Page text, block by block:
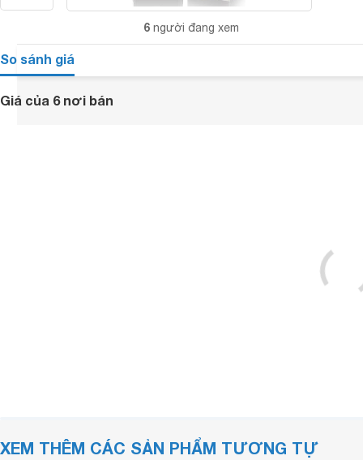
6 người đang xem
So sánh giá
Giá của 6 nơi bán
XEM THÊM CÁC SẢN PHẨM TƯƠNG TỰ